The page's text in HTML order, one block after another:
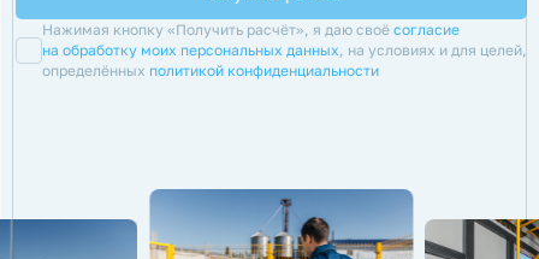
Нажимая кнопку «Получить расчёт», я даю своё согласие
на обработку моих персональных данных, на условиях и для целей,
определённых политикой конфиденциальности